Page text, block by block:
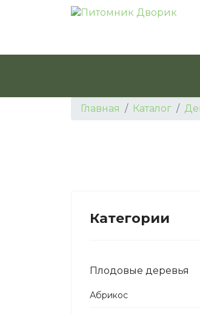
Главная Каталог
Категории
Плодовые деревья
Абрикос